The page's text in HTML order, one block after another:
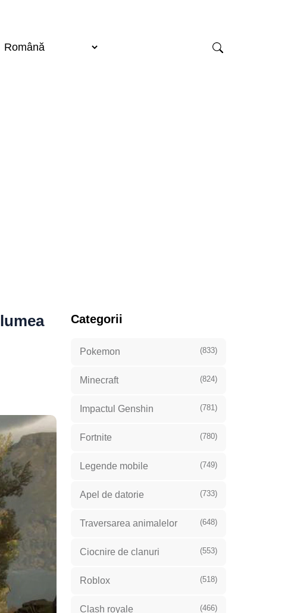
Categorii
Pokemon (833)
Minecraft (824)
Impactul Genshin (781)
Fortnite (780)
Legende mobile (749)
Apel de datorie (733)
Traversarea animalelor (648)
Ciocnire de clanuri (553)
Roblox (518)
Clash royale (466)